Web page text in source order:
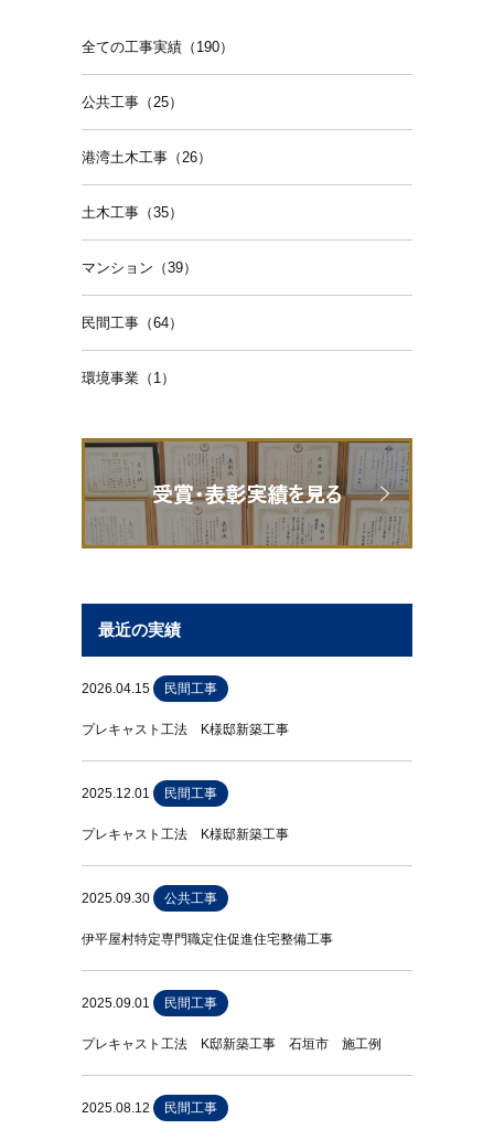
全ての工事実績（190）
公共工事（25）
港湾土木工事（26）
土木工事（35）
マンション（39）
民間工事（64）
環境事業（1）
最近の実績
2026.04.15 民間工事
プレキャスト工法 K様邸新築工事
2025.12.01 民間工事
プレキャスト工法 K様邸新築工事
2025.09.30 公共工事
伊平屋村特定専門職定住促進住宅整備工事
2025.09.01 民間工事
プレキャスト工法 K邸新築工事 石垣市 施工例
2025.08.12 民間工事